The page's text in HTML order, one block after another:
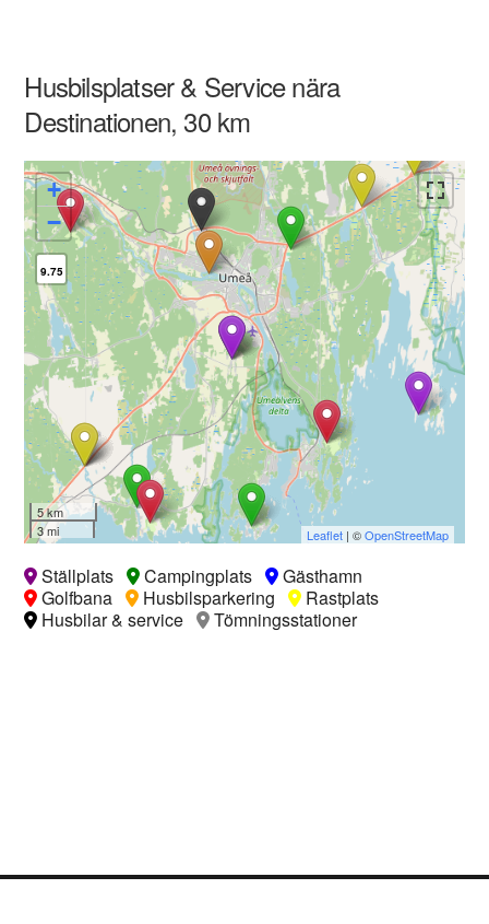
Husbilsplatser & Service nära
Destinationen, 30 km
+
−
9.75
5 km
3 mi
Leaflet| ©OpenStreetMap
Ställplats Campingplats
Gästhamn
Golfbana
Husbilsparkering
Rastplats
Husbilar & service
Tömningsstationer